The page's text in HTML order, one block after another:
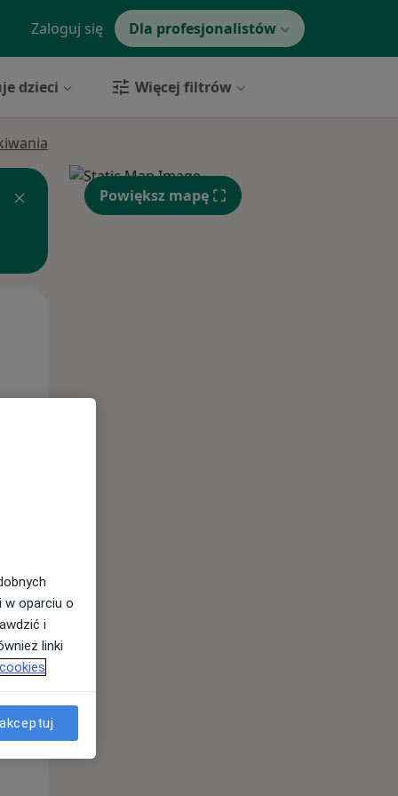
Zaloguj się Dla profesjonalistów
dzieci Więcej filtrów
Pon,
10 Sie
Powiększ mapę
w oparciu o
i
linki